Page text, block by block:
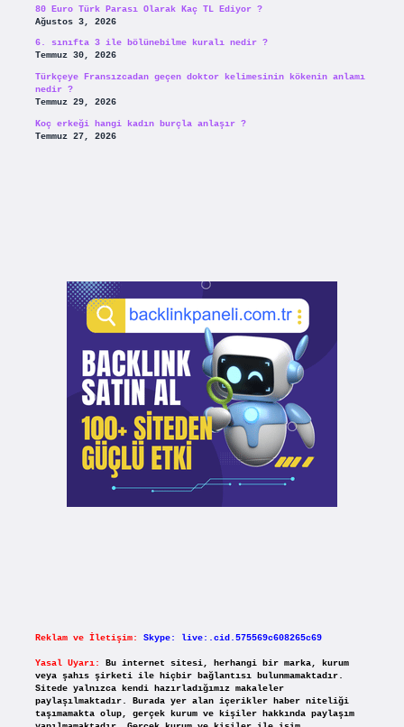
80 Euro Türk Parası Olarak Kaç TL Ediyor ?
Ağustos 3, 2026
6. sınıfta 3 ile bölünebilme kuralı nedir ?
Temmuz 30, 2026
Türkçeye Fransızcadan geçen doktor kelimesinin kökenin anlamı
nedir ?
Temmuz 29, 2026
Koç erkeği hangi kadın burçla anlaşır ?
Temmuz 27, 2026
Reklam ve İletişim: Skype: live:.cid.575569c608265c69
Yasal Uyarı:
Bu internet sitesi, herhangi bir marka, kurum
veya şahıs şirketi ile hiçbir bağlantısı bulunmamaktadır.
Sitede yalnızca kendi hazırladığımız makaleler
paylaşılmaktadır. Burada yer alan içerikler haber niteliği
taşımamakta olup, gerçek kurum ve kişiler hakkında paylaşım